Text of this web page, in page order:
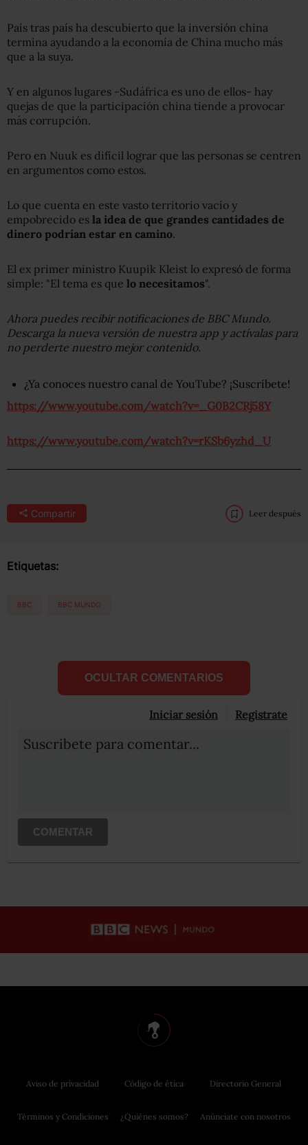
País tras país ha descubierto que la inversión china
termina ayudando a la economía de China mucho más
que a la suya.
Y en algunos lugares -Sudáfrica es uno de ellos- hay
quejas de que la participación china tiende a provocar
más corrupción.
Pero en Nuuk es difícil lograr que las personas se centren
en argumentos como estos.
Lo que cuenta en este vasto territorio vacío y
empobrecido es la idea de que grandes cantidades de
dinero podrían estar en camino.
El ex primer ministro Kuupik Kleist lo expresó de forma
simple: "El tema es que lo necesitamos".
Ahora puedes recibir notificaciones de BBC Mundo.
Descarga la nueva versión de nuestra app y actívalas para
no perderte nuestro mejor contenido.
¿Ya conoces nuestro canal de YouTube? ¡Suscríbete!
https://www.youtube.com/watch?v=_G0B2CRj58Y
https://www.youtube.com/watch?v=rKSb6yzhd_U
Compartir Leer después
Etiquetas:
BBC BBC MUNDO
OCULTAR COMENTARIOS
Iniciar sesión Registrate
Suscribete para comentar...
COMENTAR
Aviso de privacidad
Términos y Condiciones
Código de ética
¿Quiénes somos?
Directorio General
Anúnciate con nosotros